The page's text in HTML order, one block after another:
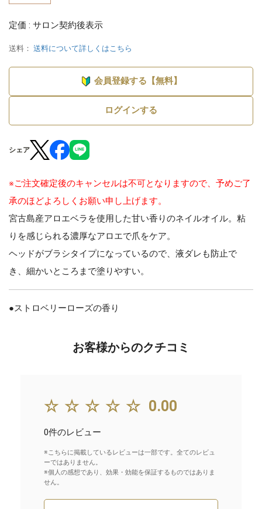
定価 : サロン契約後表示
送料： 送料について詳しくはこちら
会員登録する【無料】
ログインする
シェア
※ご注文確定後のキャンセルは不可となりますので、予めご了
承のほどよろしくお願い申し上げます。
宮古島産アロエベラを使用した甘い香りのネイルオイル。粘
りを感じられる濃厚なアロエで爪をケア。
ヘッドがブラシタイプになっているので、液ダレも防止で
き、細かいところまで塗りやすい。
●ストロベリーローズの香り
お客様からのクチコミ
☆☆☆☆☆ 0.00
0件のレビュー
※こちらに掲載しているレビューは一部です。全てのレビュ
ーではありません。
※個人の感想であり、効果・効能を保証するものではありま
せん。